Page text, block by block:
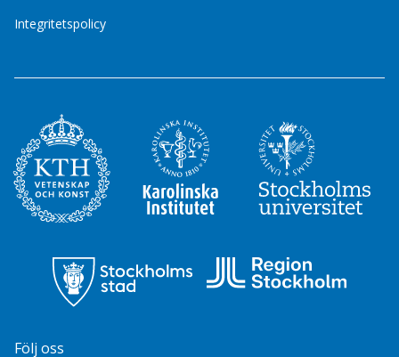
Integritetspolicy
Följ oss